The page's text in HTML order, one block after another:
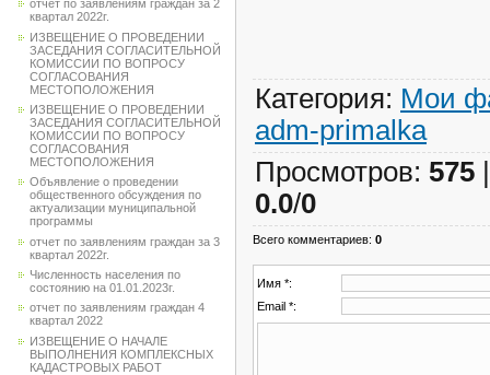
отчет по заявлениям граждан за 2
квартал 2022г.
ИЗВЕЩЕНИЕ О ПРОВЕДЕНИИ
ЗАСЕДАНИЯ СОГЛАСИТЕЛЬНОЙ
КОМИССИИ ПО ВОПРОСУ
СОГЛАСОВАНИЯ
МЕСТОПОЛОЖЕНИЯ
ИЗВЕЩЕНИЕ О ПРОВЕДЕНИИ
ЗАСЕДАНИЯ СОГЛАСИТЕЛЬНОЙ
КОМИССИИ ПО ВОПРОСУ
СОГЛАСОВАНИЯ
МЕСТОПОЛОЖЕНИЯ
Объявление о проведении
общественного обсуждения по
актуализации муниципальной
программы
отчет по заявлениям граждан за 3
квартал 2022г.
Численность населения по
состоянию на 01.01.2023г.
отчет по заявлениям граждан 4
квартал 2022
ИЗВЕЩЕНИЕ О НАЧАЛЕ
ВЫПОЛНЕНИЯ КОМПЛЕКСНЫХ
КАДАСТРОВЫХ РАБОТ
Категория: Мои
adm-primalka
Просмотров: 575
0.0/0
Всего комментариев: 0
Имя *:
Email *: